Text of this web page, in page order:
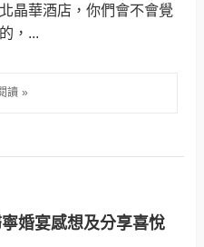
晶華酒店，你們會不會覺
，...
婚宴感想及分享喜悅